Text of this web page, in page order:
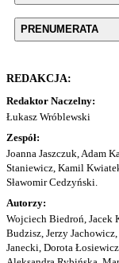
PRENUMERATA
REDAKCJA:
Redaktor Naczelny:
Łukasz Wróblewski
Zespół:
Joanna Jaszczuk, Adam
Staniewicz, Kamil
Sławomir Cedzyński.
Autorzy:
Wojciech Biedroń, Jacek
Budzisz, Jerzy
Janecki, Dorota